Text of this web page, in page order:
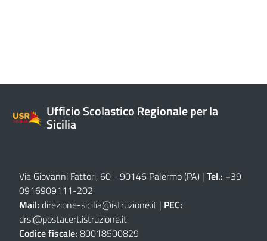
Ufficio Scolastico Regionale per la
Sicilia
Via Giovanni Fattori, 60 - 90146 Palermo (PA) | Tel.: +39
0916909111-202
Mail: direzione-sicilia@istruzione.it | PEC:
drsi@postacert.istruzione.it
Codice fiscale: 80018500829